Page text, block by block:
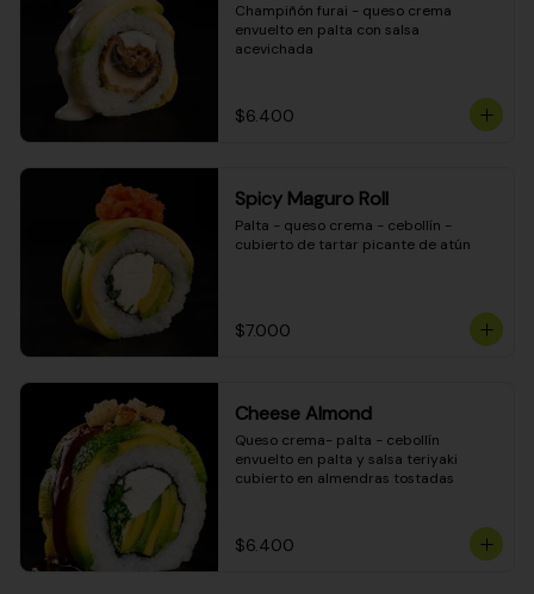
Champiñón furai - queso crema
envuelto en palta con salsa
acevichada
$6.400
Spicy Maguro Roll
Palta - queso crema - cebollín -
cubierto de tartar picante de atún
$7.000
Cheese Almond
Queso crema- palta - cebollín
envuelto en palta y salsa teriyaki
cubierto en almendras tostadas
$6.400